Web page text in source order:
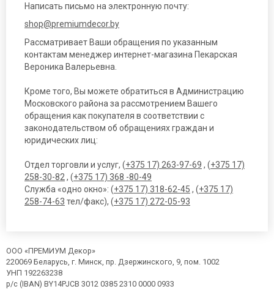
Написать письмо на электронную почту:
shop@premiumdecor.by
Рассматривает Ваши обращения по указанным
контактам менеджер интернет-магазина Пекарская
Вероника Валерьевна.
Кроме того, Вы можете обратиться в Администрацию
Московского района за рассмотрением Вашего
обращения как покупателя в соответствии с
законодательством об обращениях граждан и
юридических лиц:
Отдел торговли и услуг, (+375 17) 263-97-69 , (+375 17)
258-30-82, (+375 17) 368 -80-49
Служба «одно окно»: (+375 17) 318-62-45 , (+375 17)
258-74-63 тел/факс), (+375 17) 272-05-93
ООО «ПРЕМИУМ Декор»
220069 Беларусь, г. Минск, пр. Дзержинского, 9, пом. 1002
УНП 192263238
р/с (IBAN) BY14PJCB 3012 0385 2310 0000 0933